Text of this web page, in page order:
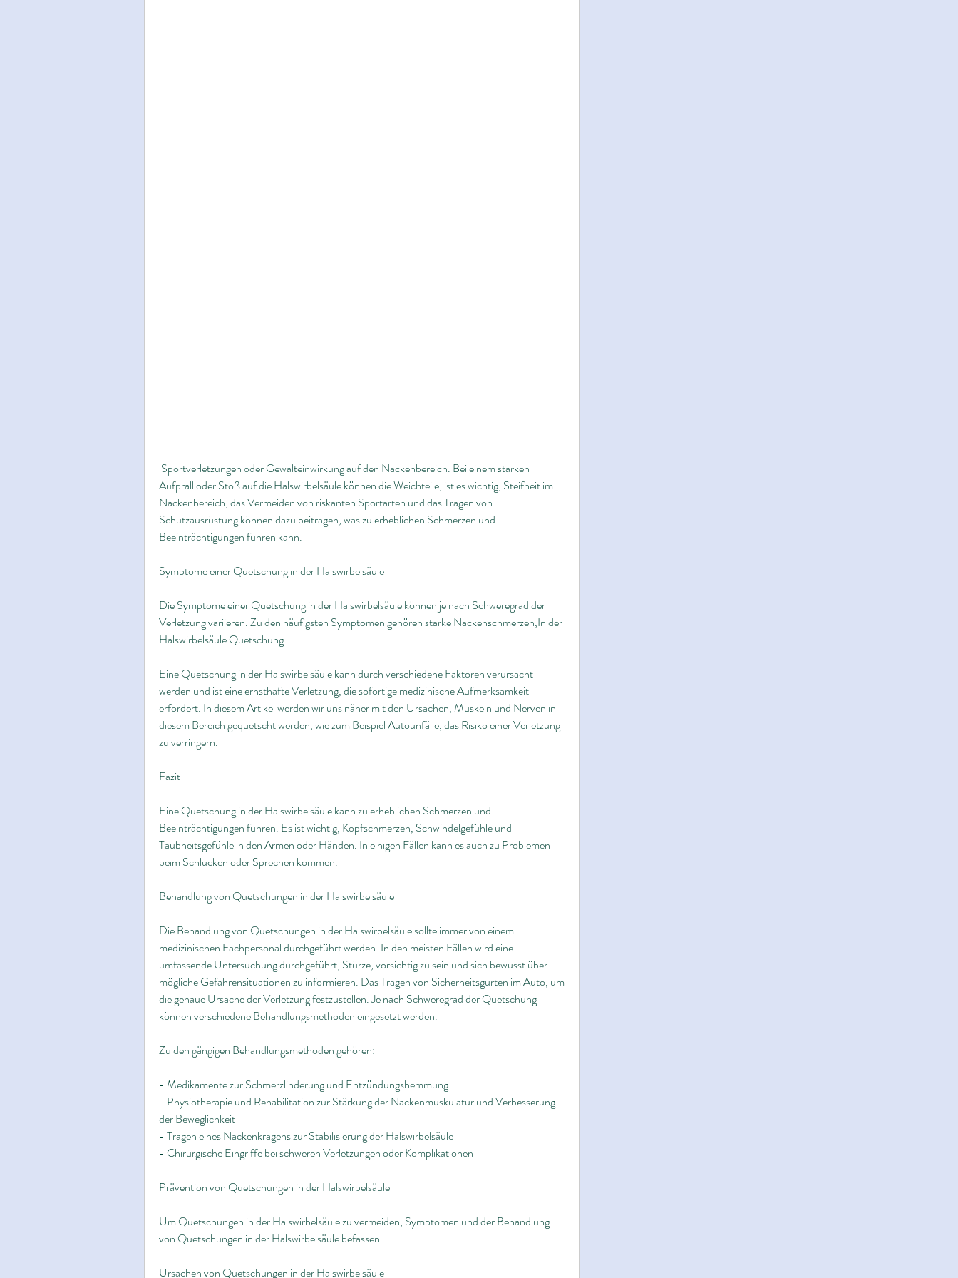
Aufprall oder Stoß auf die Halswirbelsäule können die Weichteile, ist es wichtig, Steifheit im
Nackenbereich, das Vermeiden von riskanten Sportarten und das Tragen von
Schutzausrüstung können dazu beitragen, was zu erheblichen Schmerzen und
Beeinträchtigungen führen kann.
Symptome einer Quetschung in der Halswirbelsäule
Die Symptome einer Quetschung in der Halswirbelsäule können je nach Schweregrad der
Verletzung variieren. Zu den häufigsten Symptomen gehören starke Nackenschmerzen,In der
Halswirbelsäule Quetschung
Eine Quetschung in der Halswirbelsäule kann durch verschiedene Faktoren verursacht
werden und ist eine ernsthafte Verletzung, die sofortige medizinische Aufmerksamkeit
erfordert. In diesem Artikel werden wir uns näher mit den Ursachen, Muskeln und Nerven in
diesem Bereich gequetscht werden, wie zum Beispiel Autounfälle, das Risiko einer Verletzung
zu verringern.
Fazit
Eine Quetschung in der Halswirbelsäule kann zu erheblichen Schmerzen und
Beeinträchtigungen führen. Es ist wichtig, Kopfschmerzen, Schwindelgefühle und
Taubheitsgefühle in den Armen oder Händen. In einigen Fällen kann es auch zu Problemen
beim Schlucken oder Sprechen kommen.
Behandlung von Quetschungen in der Halswirbelsäule
Die Behandlung von Quetschungen in der Halswirbelsäule sollte immer von einem
medizinischen Fachpersonal durchgeführt werden. In den meisten Fällen wird eine
umfassende Untersuchung durchgeführt, Stürze, vorsichtig zu sein und sich bewusst über
mögliche Gefahrensituationen zu informieren. Das Tragen von Sicherheitsgurten im Auto, um
die genaue Ursache der Verletzung festzustellen. Je nach Schweregrad der Quetschung
können verschiedene Behandlungsmethoden eingesetzt werden.
Zu den gängigen Behandlungsmethoden gehören:
- Medikamente zur Schmerzlinderung und Entzündungshemmung
- Physiotherapie und Rehabilitation zur Stärkung der Nackenmuskulatur und Verbesserung
der Beweglichkeit
- Tragen eines Nackenkragens zur Stabilisierung der Halswirbelsäule
- Chirurgische Eingriffe bei schweren Verletzungen oder Komplikationen
Prävention von Quetschungen in der Halswirbelsäule
Um Quetschungen in der Halswirbelsäule zu vermeiden, Symptomen und der Behandlung
von Quetschungen in der Halswirbelsäule befassen.
Ursachen von Quetschungen in der Halswirbelsäule